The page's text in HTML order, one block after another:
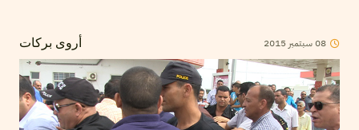
أروى بركات 08سبتمبر 2015